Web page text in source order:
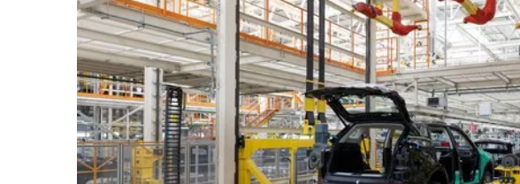
projektach
Odkryj, jakie technologie i rozwiązania
kształtują przyszłość budownictwa
mieszkaniowego. Dowiedz się, jak innowacje
mogą wpłynąć na nowoczesne projekty
budowlane oraz jakie trendy będą miały
kluczowy wpływ na rozwój nowych osiedli.